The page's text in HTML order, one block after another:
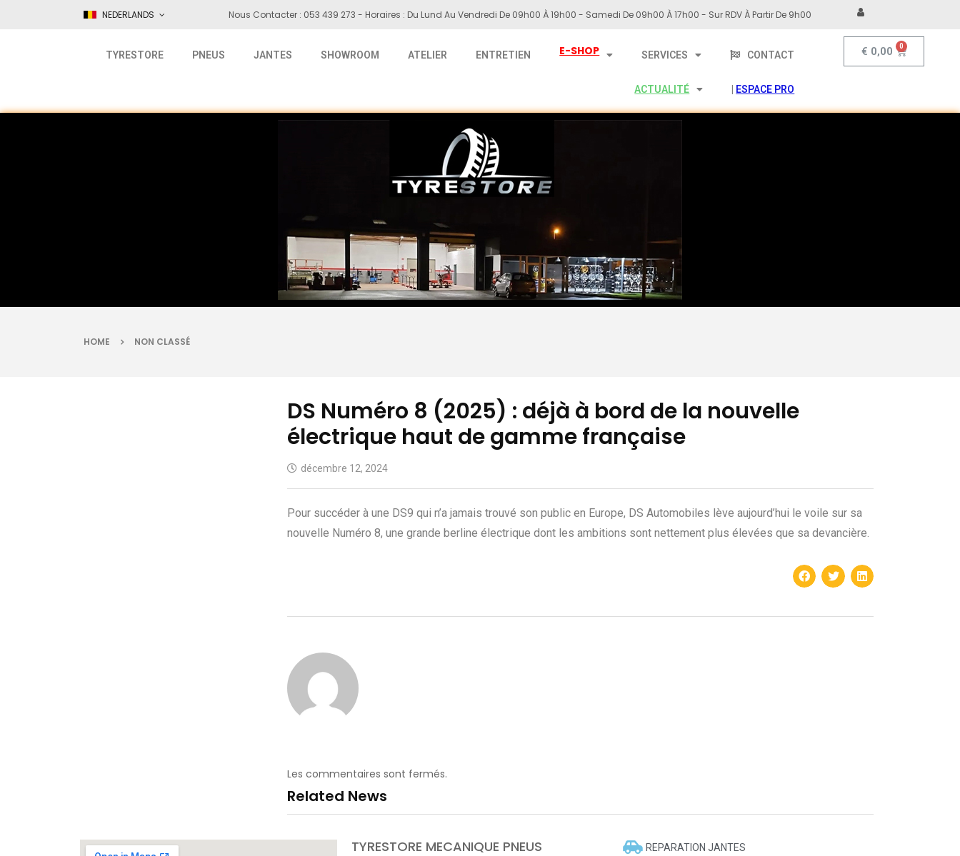
NEDERLANDS Nous Contacter : 053 439 273 - Horaires : Du Lund Au Vendredi De 09h00 À 19h00 - Samedi De 09h00 À 17h00 - Sur RDV À Partir De 9h00
TYRESTORE PNEUS JANTES SHOWROOM ATELIER ENTRETIEN E-SHOP SERVICES CONTACT
ACTUALITÉ ESPACE PRO
€ 0,00
HOME NON CLASSÉ
DS Numéro 8 (2025) : déjà à bord de la nouvelle
électrique haut de gamme française
décembre 12, 2024
Pour succéder à une DS9 qui n’a jamais trouvé son public en Europe, DS Automobiles lève aujourd’hui le voile sur sa
nouvelle Numéro 8, une grande berline électrique dont les ambitions sont nettement plus élevées que sa devancière.
Les commentaires sont fermés.
Related News
TYRESTORE MECANIQUE PNEUS
REPARATION JANTES